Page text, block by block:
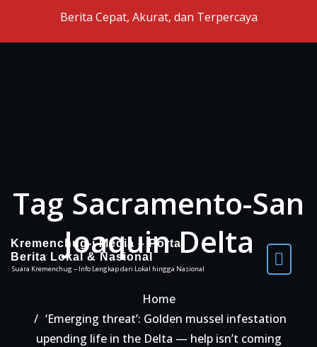
Skip to the contentBerita Cepat, Akurat, dan Terpercaya
Kremenchug-i Media – Portal
Berita Lokal & Nasional
Suara Kremenchug – Info Lengkap dari Lokal hingga Nasional
Tag Sacramento-San
Joaquin Delta
Home
‘Emerging threat’: Golden mussel infestation
upending life in the Delta — help isn’t coming